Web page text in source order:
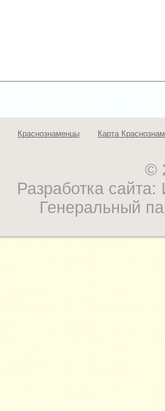
Краснознаменцы Карта
©
Разработка
Генеральный